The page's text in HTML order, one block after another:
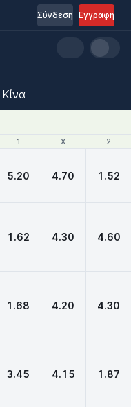
Εγγραφή
Σύνδεση
Κίνα
1 X 2
1 X 2
5.20 4.70 1.52
1.62 4.30 4.60
1.68 4.20 4.30
3.45 4.15 1.87